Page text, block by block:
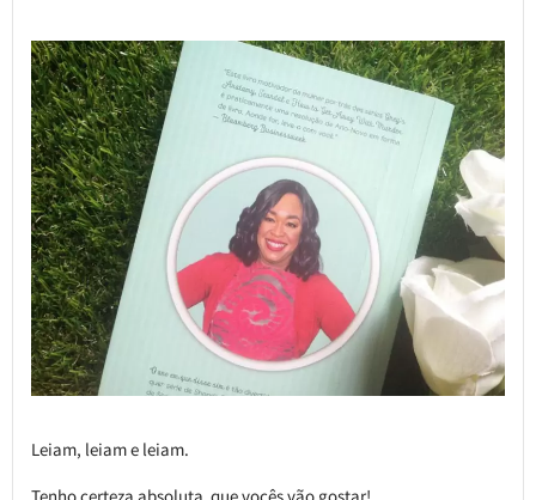
Leiam, leiam e leiam.